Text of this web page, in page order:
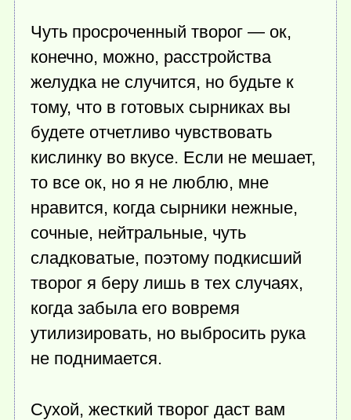
Чуть просроченный творог — ок,
конечно, можно, расстройства
желудка не случится, но будьте к
тому, что в готовых сырниках вы
будете отчетливо чувствовать
кислинку во вкусе. Если не мешает,
то все ок, но я не люблю, мне
нравится, когда сырники нежные,
сочные, нейтральные, чуть
сладковатые, поэтому подкисший
творог я беру лишь в тех случаях,
когда забыла его вовремя
утилизировать, но выбросить рука
не поднимается.
Сухой, жесткий творог даст вам